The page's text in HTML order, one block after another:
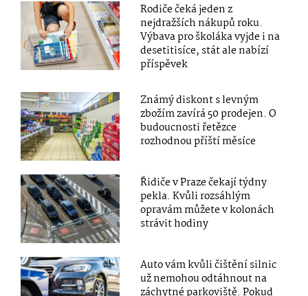
Rodiče čeká jeden z
nejdražších nákupů roku.
Výbava pro školáka vyjde i na
desetitisíce, stát ale nabízí
příspěvek
Známý diskont s levným
zbožím zavírá 50 prodejen. O
budoucnosti řetězce
rozhodnou příští měsíce
Řidiče v Praze čekají týdny
pekla. Kvůli rozsáhlým
opravám můžete v kolonách
strávit hodiny
Auto vám kvůli čištění silnic
už nemohou odtáhnout na
záchytné parkoviště. Pokud